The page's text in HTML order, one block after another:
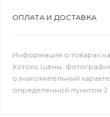
ОПЛАТА И ДОСТАВКА
Информация о товарах
Хотокс (цены,
ознакомительный
определенной пунктом 2